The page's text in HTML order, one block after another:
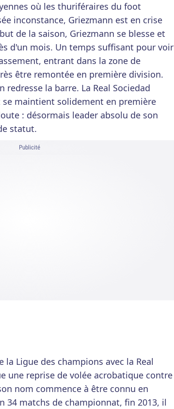
où les thuriféraires du foot
inconstance, Griezmann est en crise
de la saison, Griezmann se blesse et
d'un mois. Un temps suffisant pour voir
entrant dans la zone de
être remontée en première division.
redresse la barre. La Real Sociedad
maintient solidement en première
: désormais leader absolu de son
statut.
Publicité
Ligue des champions avec la Real
une reprise de volée acrobatique contre
nom commence à être connu en
34 matchs de championnat, fin 2013, il